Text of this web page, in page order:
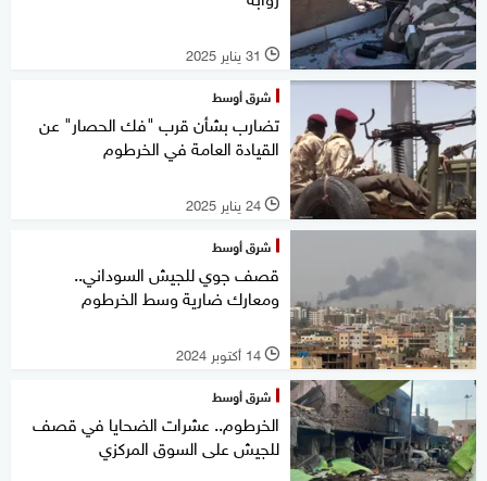
l 31 يناير 2025
شرق أوسط
تضارب بشأن قرب "فك الحصار" عن
القيادة العامة في الخرطوم
l 24 يناير 2025
شرق أوسط
قصف جوي للجيش السوداني..
ومعارك ضارية وسط الخرطوم
l 14 أكتوبر 2024
شرق أوسط
الخرطوم.. عشرات الضحايا في قصف
للجيش على السوق المركزي